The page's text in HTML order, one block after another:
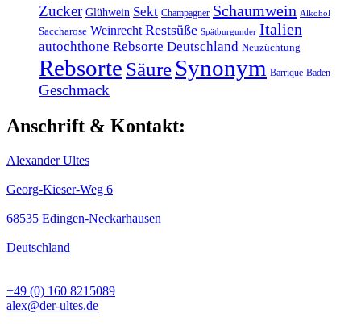
Zucker Glühwein Sekt Champagner Schaumwein Alkohol
Saccharose Weinrecht Restsüße Spätburgunder Italien
autochthone Rebsorte Deutschland Neuzüchtung
Rebsorte Säure Synonym Barrique Baden
Geschmack
Anschrift & Kontakt:
Alexander Ultes
Georg-Kieser-Weg 6
68535 Edingen-Neckarhausen
Deutschland
+49 (0) 160 8215089
alex@der-ultes.de